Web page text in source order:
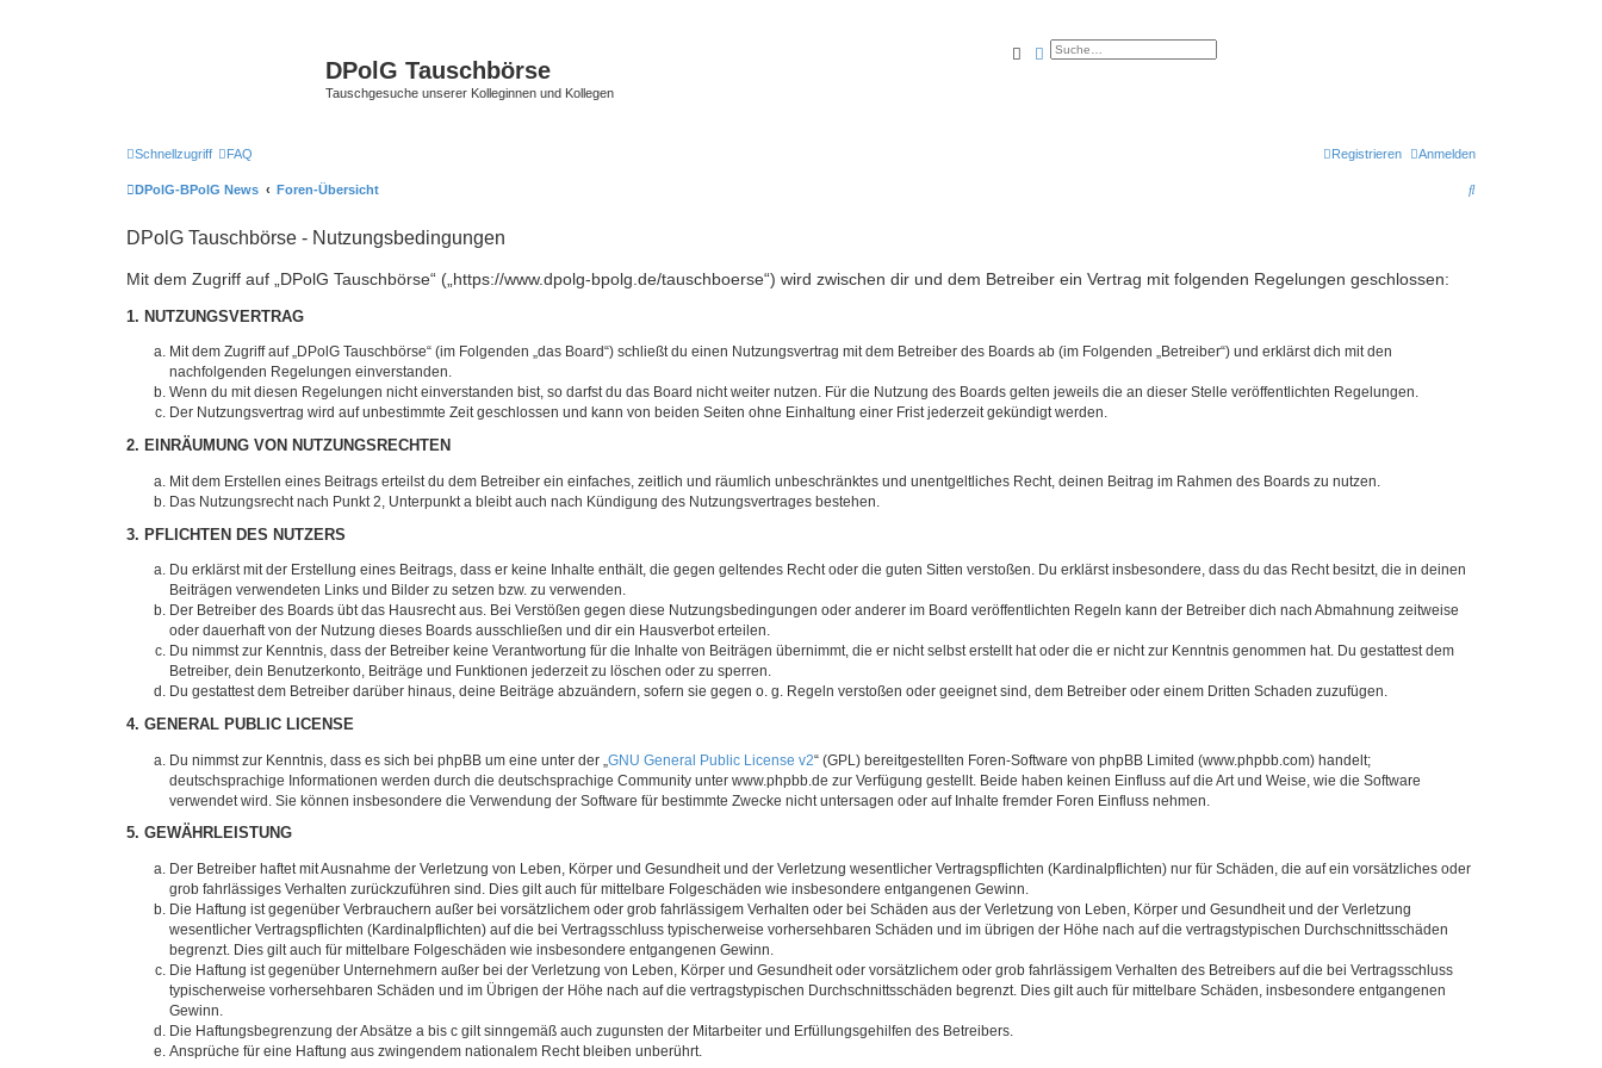
DPolG Tauschbörse
Tauschgesuche unserer Kolleginnen und Kollegen
SucheErweiterte Suche
Schnellzugriff FAQ Anmelden
Registrieren
DPolG-BPolG News Foren-Übersicht
S
DPolG Tauschbörse - Nutzungsbedingungen
Mit dem Zugriff auf „DPolG Tauschbörse“ („https://www.dpolg-bpolg.de/tauschboerse“) wird zwischen dir und dem Betreiber ein Vertrag mit folgenden Regelungen geschlossen:
1. NUTZUNGSVERTRAG
Mit dem Zugriff auf „DPolG Tauschbörse“ (im Folgenden „das Board“) schließt du einen Nutzungsvertrag mit dem Betreiber des Boards ab (im Folgenden „Betreiber“) und erklärst dich mit den
nachfolgenden Regelungen einverstanden.
Wenn du mit diesen Regelungen nicht einverstanden bist, so darfst du das Board nicht weiter nutzen. Für die Nutzung des Boards gelten jeweils die an dieser Stelle veröffentlichten Regelungen.
Der Nutzungsvertrag wird auf unbestimmte Zeit geschlossen und kann von beiden Seiten ohne Einhaltung einer Frist jederzeit gekündigt werden.
2. EINRÄUMUNG VON NUTZUNGSRECHTEN
Mit dem Erstellen eines Beitrags erteilst du dem Betreiber ein einfaches, zeitlich und räumlich unbeschränktes und unentgeltliches Recht, deinen Beitrag im Rahmen des Boards zu nutzen.
Das Nutzungsrecht nach Punkt 2, Unterpunkt a bleibt auch nach Kündigung des Nutzungsvertrages bestehen.
3. PFLICHTEN DES NUTZERS
Du erklärst mit der Erstellung eines Beitrags, dass er keine Inhalte enthält, die gegen geltendes Recht oder die guten Sitten verstoßen. Du erklärst insbesondere, dass du das Recht besitzt, die in deinen
Beiträgen verwendeten Links und Bilder zu setzen bzw. zu verwenden.
Der Betreiber des Boards übt das Hausrecht aus. Bei Verstößen gegen diese Nutzungsbedingungen oder anderer im Board veröffentlichten Regeln kann der Betreiber dich nach Abmahnung zeitweise
oder dauerhaft von der Nutzung dieses Boards ausschließen und dir ein Hausverbot erteilen.
Du nimmst zur Kenntnis, dass der Betreiber keine Verantwortung für die Inhalte von Beiträgen übernimmt, die er nicht selbst erstellt hat oder die er nicht zur Kenntnis genommen hat. Du gestattest dem
Betreiber, dein Benutzerkonto, Beiträge und Funktionen jederzeit zu löschen oder zu sperren.
Du gestattest dem Betreiber darüber hinaus, deine Beiträge abzuändern, sofern sie gegen o. g. Regeln verstoßen oder geeignet sind, dem Betreiber oder einem Dritten Schaden zuzufügen.
4. GENERAL PUBLIC LICENSE
Du nimmst zur Kenntnis, dass es sich bei phpBB um eine unter der „ GNU General Public License v2“ (GPL) bereitgestellten Foren-Software von phpBB Limited (www.phpbb.com) handelt;
deutschsprachige Informationen werden durch die deutschsprachige Community unter www.phpbb.de zur Verfügung gestellt. Beide haben keinen Einfluss auf die Art und Weise, wie die Software
verwendet wird. Sie können insbesondere die Verwendung der Software für bestimmte Zwecke nicht untersagen oder auf Inhalte fremder Foren Einfluss nehmen.
5. GEWÄHRLEISTUNG
Der Betreiber haftet mit Ausnahme der Verletzung von Leben, Körper und Gesundheit und der Verletzung wesentlicher Vertragspflichten (Kardinalpflichten) nur für Schäden, die auf ein vorsätzliches oder
grob fahrlässiges Verhalten zurückzuführen sind. Dies gilt auch für mittelbare Folgeschäden wie insbesondere entgangenen Gewinn.
Die Haftung ist gegenüber Verbrauchern außer bei vorsätzlichem oder grob fahrlässigem Verhalten oder bei Schäden aus der Verletzung von Leben, Körper und Gesundheit und der Verletzung
wesentlicher Vertragspflichten (Kardinalpflichten) auf die bei Vertragsschluss typischerweise vorhersehbaren Schäden und im übrigen der Höhe nach auf die vertragstypischen Durchschnittsschäden
begrenzt. Dies gilt auch für mittelbare Folgeschäden wie insbesondere entgangenen Gewinn.
Die Haftung ist gegenüber Unternehmern außer bei der Verletzung von Leben, Körper und Gesundheit oder vorsätzlichem oder grob fahrlässigem Verhalten des Betreibers auf die bei Vertragsschluss
typischerweise vorhersehbaren Schäden und im Übrigen der Höhe nach auf die vertragstypischen Durchschnittsschäden begrenzt. Dies gilt auch für mittelbare Schäden, insbesondere entgangenen
Gewinn.
Die Haftungsbegrenzung der Absätze a bis c gilt sinngemäß auch zugunsten der Mitarbeiter und Erfüllungsgehilfen des Betreibers.
Ansprüche für eine Haftung aus zwingendem nationalem Recht bleiben unberührt.